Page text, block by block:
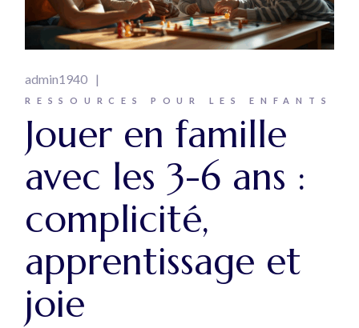
admin1940
RESSOURCES POUR LES ENFANTS
Jouer en famille
avec les 3-6 ans :
complicité,
apprentissage et
joie